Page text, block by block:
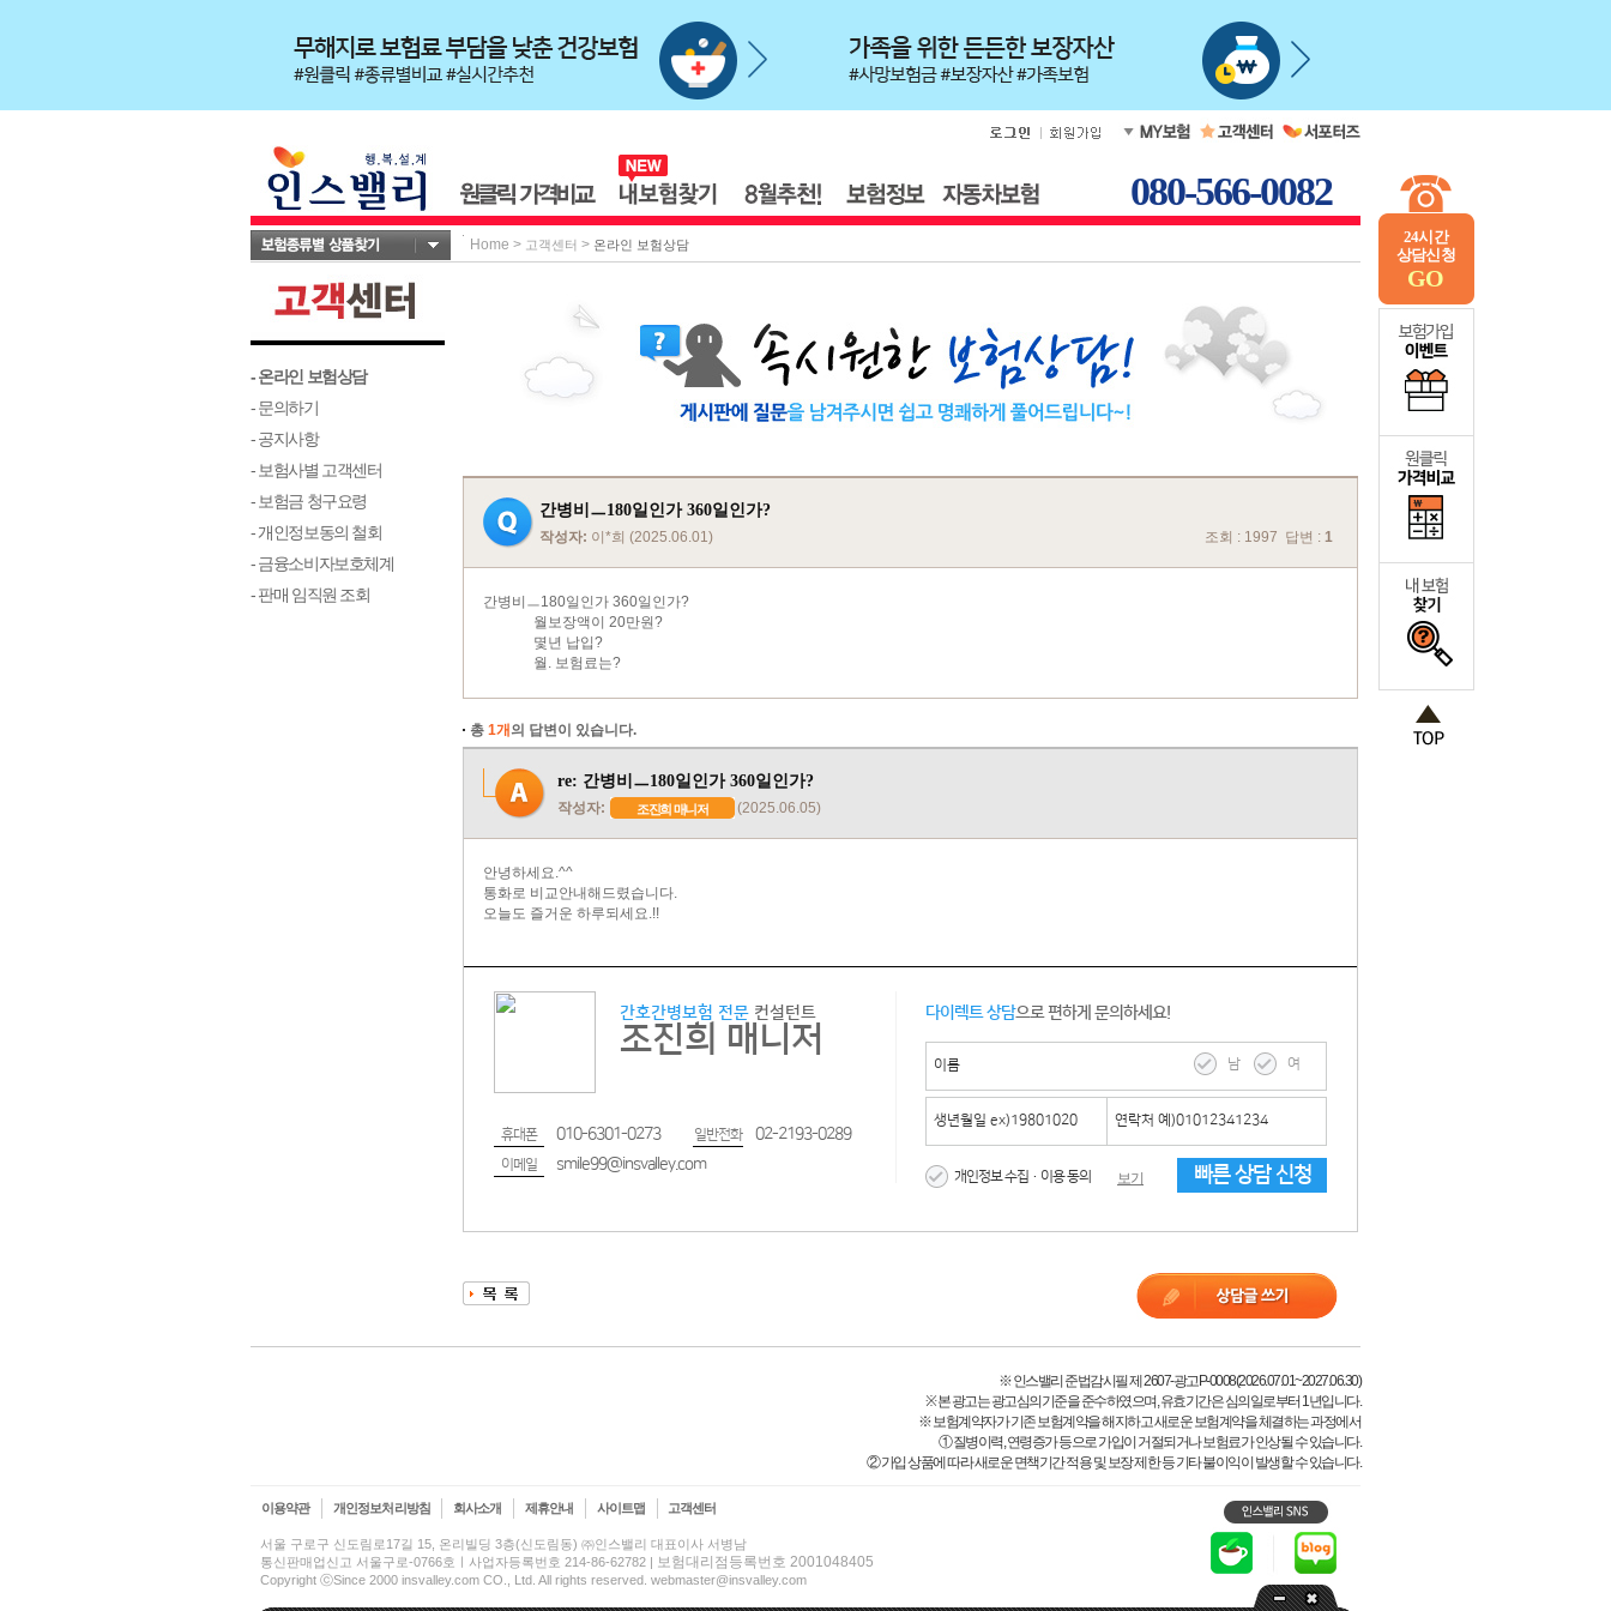
24시간
상담신청
GO
080-566-0082
Home > 고객센터 > 온라인 보험상담
- 온라인 보험상담
- 문의하기
- 공지사항
- 보험사별 고객센터
- 보험금 청구요령
- 개인정보동의 철회
- 금융소비자보호체계
- 판매 임직원 조회
간병비ㅡ180일인가 360일인가?
작성자: 이*희 (2025.06.01) 조회 : 1997 답변 : 1
간병비ㅡ180일인가 360일인가?
월보장액이 20만원?
몇년 납입?
월. 보험료는?
총 1개의 답변이 있습니다.
re: 간병비ㅡ180일인가 360일인가?
작성자: 조진희 매니저 (2025.06.05)
안녕하세요.^^
통화로 비교안내해드렸습니다.
오늘도 즐거운 하루되세요.!!
간호간병보험 전문 컨설턴트
조진희 매니저
휴대폰 010-6301-0273 일반전화 02-2193-0289
이메일 smile99@insvalley.com
다이렉트 상담으로 편하게 문의하세요!
남 여
개인정보 수집·이용 동의 보기 빠른 상담 신청
※ 인스밸리 준법감시필 제 2607-광고P-0008(2026.07.01~2027.06.30)
※ 본 광고는 광고심의기준을 준수하였으며, 유효기간은 심의일로부터 1년입니다.
※ 보험계약자가 기존 보험계약을 해지하고 새로운 보험계약을 체결하는 과정에서
① 질병이력, 연령증가 등으로 가입이 거절되거나 보험료가 인상될 수 있습니다.
② 가입 상품에 따라 새로운 면책기간 적용 및 보장 제한 등 기타 불이익이 발생할 수 있습니다.
이용약관 개인정보처리방침 회사소개 제휴안내 사이트맵 고객센터
서울 구로구 신도림로17길 15, 온리빌딩 3층(신도림동) ㈜인스밸리 대표이사 서병남
통신판매업신고 서울구로-0766호ㅣ사업자등록번호 214-86-62782 | 보험대리점등록번호 2001048405
Copyright ⓒSince 2000 insvalley.com CO., Ltd. All rights reserved. webmaster@insvalley.com